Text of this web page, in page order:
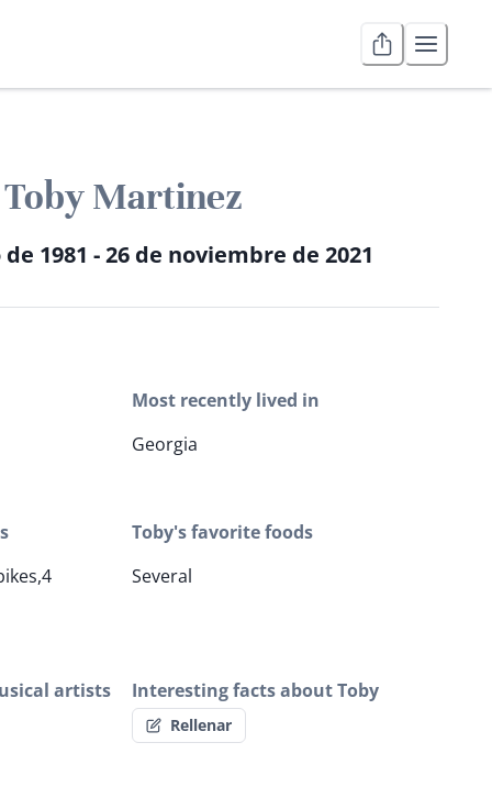
Toby Martinez
1981 - 26 de noviembre de 2021
Most recently lived in
Georgia
Toby's favorite foods
Several
artists Interesting facts about Toby
Rellenar